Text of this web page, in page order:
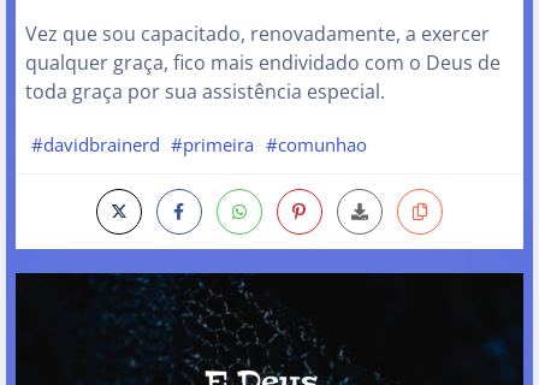
Vez que sou capacitado, renovadamente, a exercer
qualquer graça, fico mais endividado com o Deus de
toda graça por sua assistência especial.
#davidbrainerd #primeira #comunhao